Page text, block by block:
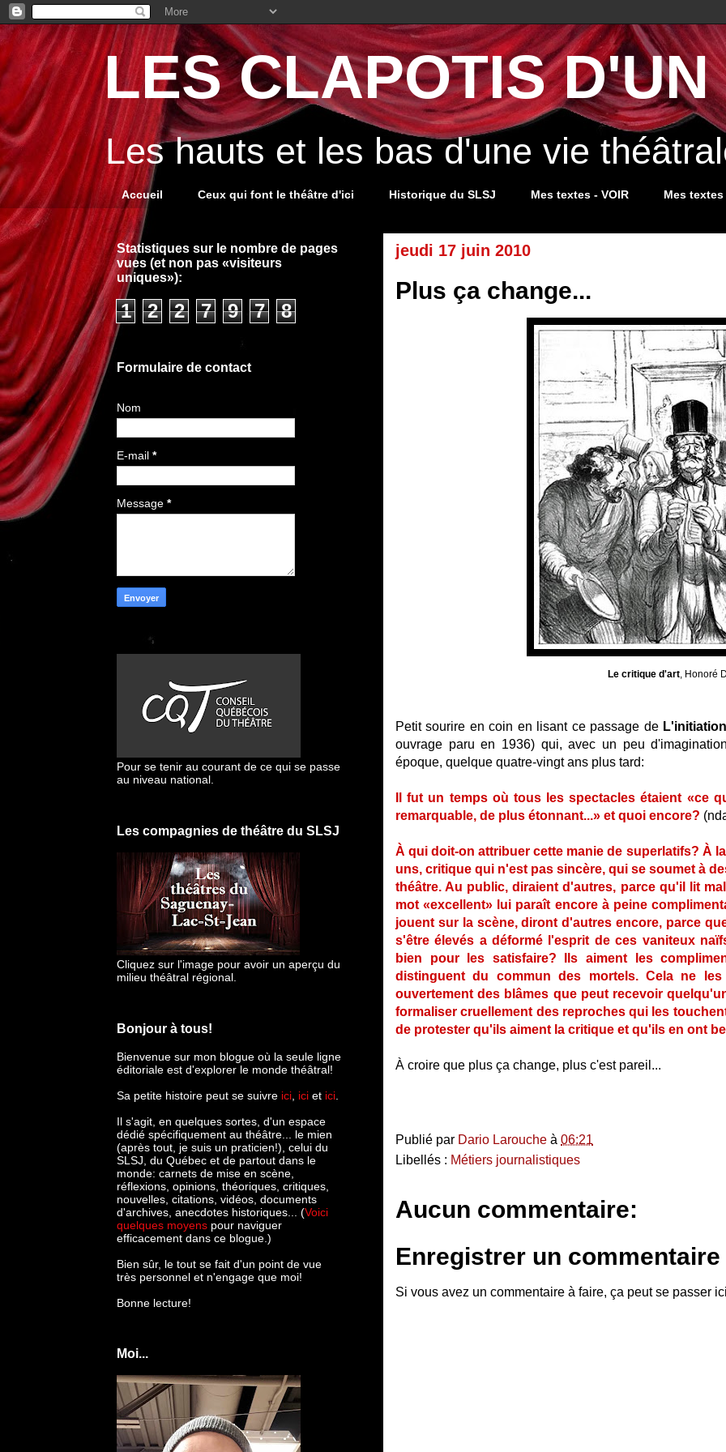
LES CLAPOTIS D'UN
Les hauts et les bas d'une vie
Accueil Ceux qui font le théâtre d'ici Historique du SLSJ Mes textes - VOIR Mes
jeudi 17 juin 2010
Plus ça change...
Le critique d'art, Honoré
Petit sourire en coin en lisant ce passage de
ouvrage paru en 1936) qui, avec un peu
époque, quelque quatre-vingt ans plus tard:
Il fut un temps où tous les spectacles étaient «ce
remarquable, de plus étonnant...» et quoi encore?
À qui doit-on attribuer cette manie de superlatifs? À
uns, critique qui n'est pas sincère, qui se soumet à
théâtre. Au public, diraient d'autres, parce qu'il lit
mot «excellent» lui paraît encore à peine
jouent sur la scène, diront d'autres encore, parce
s'être élevés a déformé l'esprit de ces vaniteux
bien pour les satisfaire? Ils aiment les
distinguent du commun des mortels. Cela ne
ouvertement des blâmes que peut recevoir
formaliser cruellement des reproches qui les
de protester qu'ils aiment la critique et qu'ils en ont
À croire que plus ça change, plus c'est pareil...
Publié par Dario Larouche à 06:21
Libellés : Métiers journalistiques
Aucun commentaire:
Enregistrer un commentaire
Si vous avez un commentaire à faire, ça peut se passer
Statistiques sur le nombre de pages
vues (et non pas «visiteurs
uniques»):
1 2 2 7 9 7 8
Formulaire de contact
Nom
E-mail *
Message *
Pour se tenir au courant de ce qui se passe
au niveau national.
Les compagnies de théâtre du SLSJ
Cliquez sur l'image pour avoir un aperçu du
milieu théâtral régional.
Bonjour à tous!
Bienvenue sur mon blogue où la seule ligne
éditoriale est d'explorer le monde théâtral!
Sa petite histoire peut se suivre ici ici et ici
Il s'agit, en quelques sortes, d'un espace
dédié spécifiquement au théâtre... le mien
(après tout, je suis un praticien!), celui du
SLSJ, du Québec et de partout dans le
monde: carnets de mise en scène,
réflexions, opinions, théoriques, critiques,
nouvelles, citations, vidéos, documents
d'archives, anecdotes historiques... (Voici
quelques moyens pour naviguer
efficacement dans ce blogue.)
Bien sûr, le tout se fait d'un point de vue
très personnel et n'engage que moi!
Bonne lecture!
Moi...